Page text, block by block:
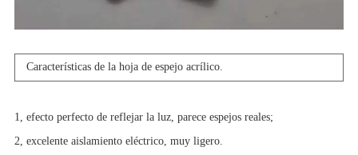
Características de la hoja de espejo acrílico.
1, efecto perfecto de reflejar la luz, parece espejos reales;
2, excelente aislamiento eléctrico, muy ligero.